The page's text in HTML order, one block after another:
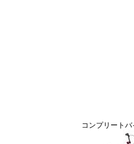
コンプリートバ